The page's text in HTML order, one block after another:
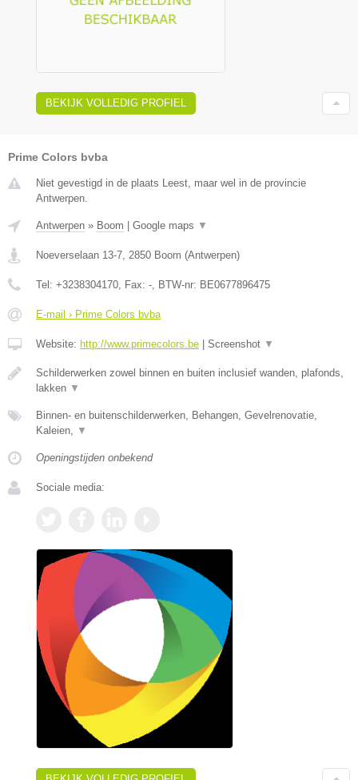
BEKIJK VOLLEDIG PROFIEL
Prime Colors bvba
Niet gevestigd in de plaats Leest, maar wel in de provincie
Antwerpen.
Antwerpen » Boom Google maps ▼
Noeverselaan 13-7, 2850 Boom (Antwerpen)
Tel: +3238304170, Fax: -, BTW-nr: BE0677896475
E-mail › Prime Colors bvba
Website: http://www.primecolors.be Screenshot ▼
Schilderwerken zowel binnen en buiten inclusief wanden, plafonds,
lakken ▼
Binnen- en buitenschilderwerken, Behangen, Gevelrenovatie,
Kaleien, ▼
Openingstijden onbekend
Sociale media: